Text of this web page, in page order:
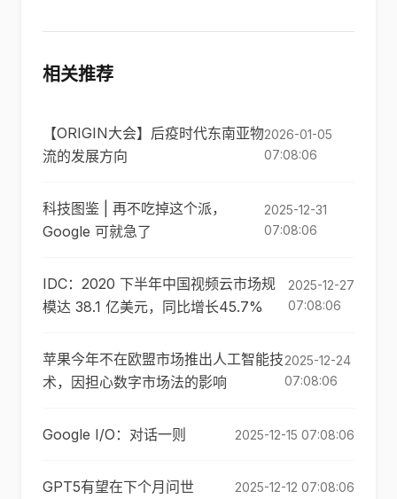
相关推荐
【ORIGIN大会】后疫时代东南亚物
流的发展方向
2026-01-05
07:08:06
科技图鉴 | 再不吃掉这个派，
Google 可就急了
2025-12-31
07:08:06
IDC：2020 下半年中国视频云市场规
模达 38.1 亿美元，同比增长45.7%
2025-12-27
07:08:06
苹果今年不在欧盟市场推出人工智能技
术，因担心数字市场法的影响
2025-12-24
07:08:06
Google I/O：对话一则 2025-12-15 07:08:06
GPT5有望在下个月问世 2025-12-12 07:08:06